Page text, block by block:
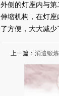
外侧的灯座内与
伸缩机构，在灯
了方便，大大减少
上一篇： 消遣锻